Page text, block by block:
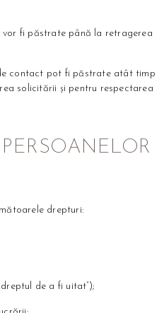
fi păstrate până la retragerea
contact pot fi păstrate atât timp
solicitării și pentru respectarea
drepturi:
de a fi uitat”);